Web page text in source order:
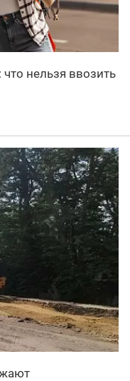
нельзя ввозить